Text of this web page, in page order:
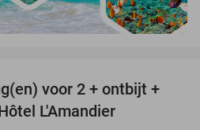
32%
voor 2 + ontbijt +
L'Amandier